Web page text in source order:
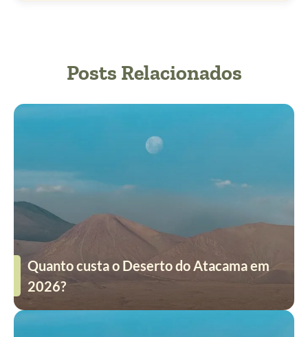
Posts Relacionados
Quanto custa o Deserto do Atacama em
2026?